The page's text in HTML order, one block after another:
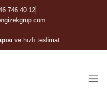
746 40 12
ve hızlı teslimat